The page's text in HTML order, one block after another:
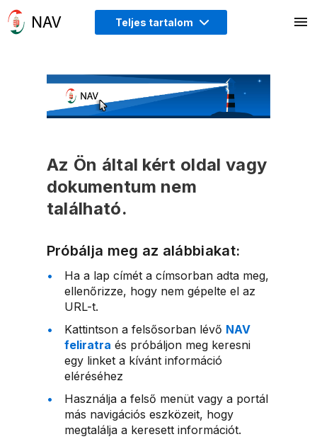
Teljes tartalom
Az Ön által kért oldal vagy
dokumentum nem
található.
Próbálja meg az alábbiakat:
Ha a lap címét a címsorban adta meg,
ellenőrizze, hogy nem gépelte el az
URL-t.
Kattintson a felsősorban lévő NAV
feliratra és próbáljon meg keresni
egy linket a kívánt információ
eléréséhez
Használja a felső menüt vagy a portál
más navigációs eszközeit, hogy
megtalálja a keresett információt.